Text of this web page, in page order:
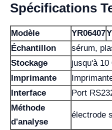
Spécifications
Modèle YR06407
Échantillon
sérum,
Stockage
jusqu'à
Imprimante
Interface
Port
Méthode
d'analyse
électrode